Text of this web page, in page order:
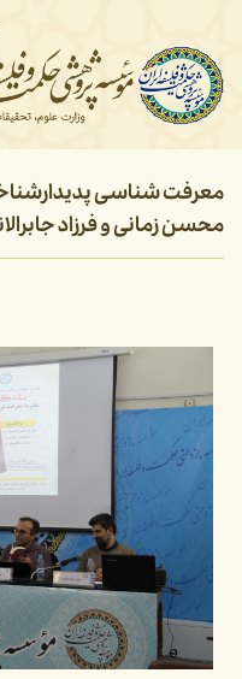
معرفت شناسی
محسن زمانی و فرزاد